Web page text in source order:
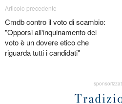
Articolo precedente
Cmdb contro il voto di scambio:
"Opporsi all'inquinamento del
voto è un dovere etico che
riguarda tutti i candidati"